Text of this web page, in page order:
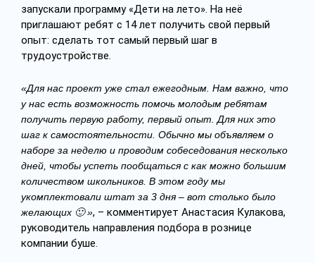
запускали программу «Дети на лето». На неё
приглашают ребят с 14 лет получить свой первый
опыт: сделать тот самый первый шаг в
трудоустройстве.
«Для нас проект уже стал ежегодным. Нам важно, что
у нас есть возможность помочь молодым ребятам
получить первую работу, первый опыт. Для них это
шаг к самостоятельности. Обычно мы объявляем о
наборе за неделю и проводим собеседования несколько
дней, чтобы успеть пообщаться с как можно большим
количеством школьников. В этом году мы
укомплектовали штат за 3 дня – вот столько было
желающих 🙂 », – комментирует Анастасия Кулакова,
руководитель направления подбора в рознице
компании буше.